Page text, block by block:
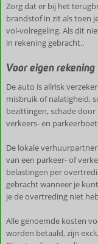
Zorg dat er bij het
brandstof in zit als toen
vol-volregeling. Als dit
in rekening gebracht..
Voor eigen rekening
De auto is allrisk
misbruik of nalatigheid,
bezittingen, schade
verkeers- en
De lokale
van een parkeer- of
belastingen per
gebracht wanneer je
je de overtreding niet
Alle genoemde kosten
worden betaald, zijn